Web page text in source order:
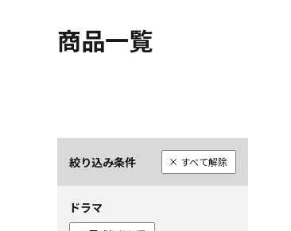
商品一覧
絞り込み条件 すべて解除
ドラマ